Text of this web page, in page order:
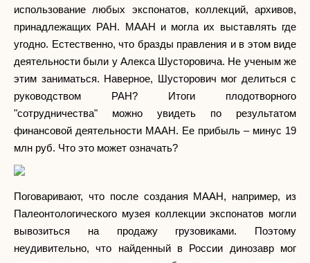
использование любых экспонатов, коллекций, архивов,
принадлежащих РАН. МААН и могла их выставлять где
угодно. Естественно, что бразды правления и в этом виде
деятельности были у Алекса Шусторовича. Не ученым же
этим заниматься. Наверное, Шусторович мог делиться с
руководством РАН? Итоги плодотворного
"сотрудничества" можно увидеть по результатом
финансовой деятельности МААН. Ее прибыль – минус 19
млн руб. Что это может означать?
Поговаривают, что после создания МААН, например, из
Палеонтологического музея коллекции экспонатов могли
вывозиться на продажу грузовиками. Поэтому
неудивительно, что найденный в России динозавр мог